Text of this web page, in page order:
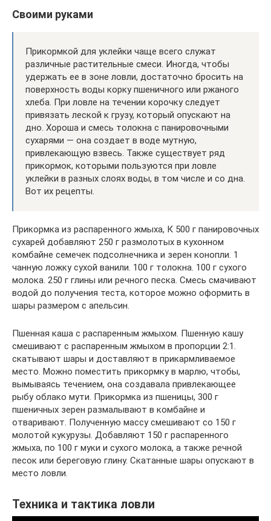
Своими руками
Прикормкой для уклейки чаще всего служат
различные растительные смеси. Иногда, чтобы
удержать ее в зоне ловли, достаточно бросить на
поверхность воды корку пшеничного или ржаного
хлеба. При ловле на течении корочку следует
привязать леской к грузу, который опускают на
дно. Хороша и смесь толокна с панировочными
сухарями — она создает в воде мутную,
привлекающую взвесь. Также существует ряд
прикормок, которыми пользуются при ловле
уклейки в разных слоях воды, в том числе и со дна.
Вот их рецепты.
Прикормка из распаренного жмыха, К 500 г панировочных
сухарей добавляют 250 г размолотых в кухонном
комбайне семечек подсолнечника и зерен конопли. 1
чанную ложку сухой ванили. 100 г толокна. 100 г сухого
молока. 250 г глины или речного песка. Смесь смачивают
водой до получения теста, которое можно оформить в
шары размером с апельсин.
Пшенная каша с распаренным жмыхом. Пшенную кашу
смешивают с распаренным жмыхом в пропорции 2:1.
скатывают шары и доставляют в прикармливаемое
место. Можно поместить прикормку в марлю, чтобы,
вымываясь течением, она создавала привлекающее
рыбу облако мути. Прикормка из пшеницы, 300 г
пшеничных зерен размалывают в комбайне и
отваривают. Полученную массу смешивают со 150 г
молотой кукурузы. Добавляют 150 г распаренного
жмыха, по 100 г муки и сухого молока, а также речной
песок или береговую глину. Скатанные шары опускают в
место ловли.
Техника и тактика ловли